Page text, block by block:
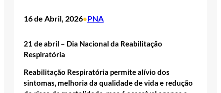
16 de Abril, 2026•PNA
21 de abril – Dia Nacional da Reabilitação
Respiratória
Reabilitação Respiratória permite alívio dos
sintomas, melhoria da qualidade de vida e redução